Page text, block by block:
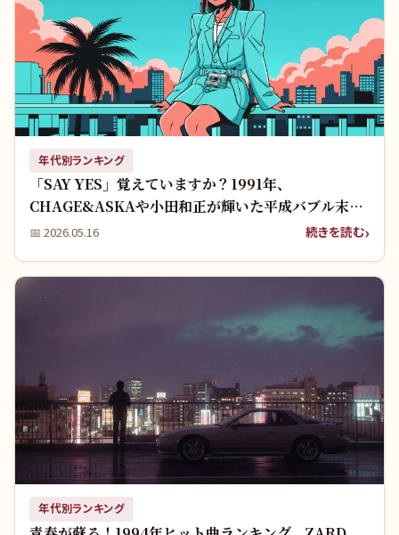
年代別ランキング
「SAY YES」覚えていますか？1991年、
CHAGE&ASKAや小田和正が輝いた平成バブル末期
の伝説の名曲ランキング！
📅 2026.05.16 続きを読む
年代別ランキング